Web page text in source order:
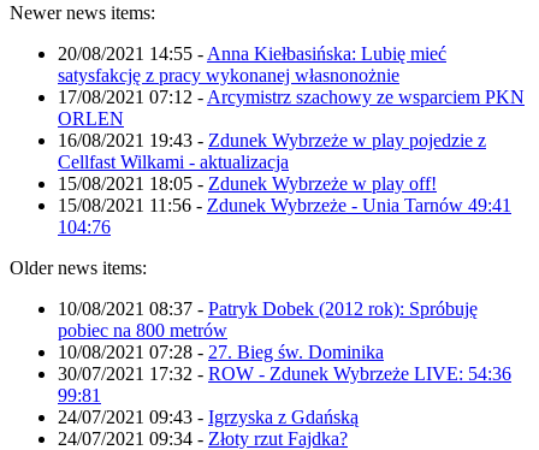
Newer news items:
20/08/2021 14:55 - Anna Kiełbasińska: Lubię mieć
satysfakcję z pracy wykonanej własnonożnie
17/08/2021 07:12 - Arcymistrz szachowy ze wsparciem PKN
ORLEN
16/08/2021 19:43 - Zdunek Wybrzeże w play pojedzie z
Cellfast Wilkami - aktualizacja
15/08/2021 18:05 - Zdunek Wybrzeże w play off!
15/08/2021 11:56 - Zdunek Wybrzeże - Unia Tarnów 49:41
104:76
Older news items:
10/08/2021 08:37 - Patryk Dobek (2012 rok): Spróbuję
pobiec na 800 metrów
10/08/2021 07:28 - 27. Bieg św. Dominika
30/07/2021 17:32 - ROW - Zdunek Wybrzeże LIVE: 54:36
99:81
24/07/2021 09:43 - Igrzyska z Gdańską
24/07/2021 09:34 - Złoty rzut Fajdka?